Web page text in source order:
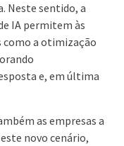
Neste sentido, a
IA permitem às
como a otimização
e, em última
as empresas a
novo cenário,